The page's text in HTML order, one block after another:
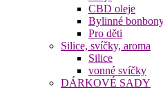
CBD oleje
Bylinné
Pro děti
Silice, svíčky, aroma
Silice
vonné svíčky
DÁRKOVÉ SADY